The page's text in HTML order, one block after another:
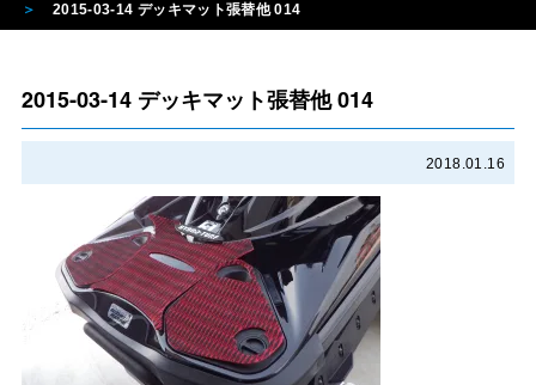
2015-03-14 デッキマット張替他 014
2015-03-14 デッキマット張替他 014
2018.01.16